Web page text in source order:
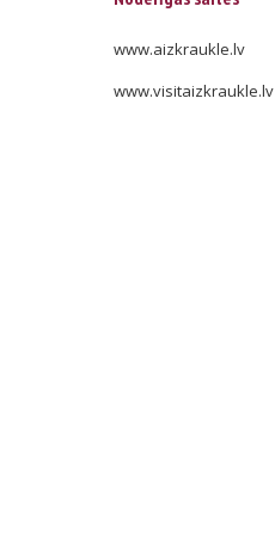
www.aizkraukle.lv
www.visitaizkraukle.lv